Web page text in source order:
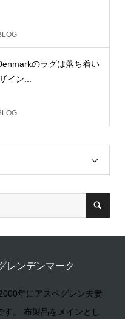
のラグは落ち着い
イン...
レンデンマーク
年にアスペグレン夫妻
す。 布製品をメインとし